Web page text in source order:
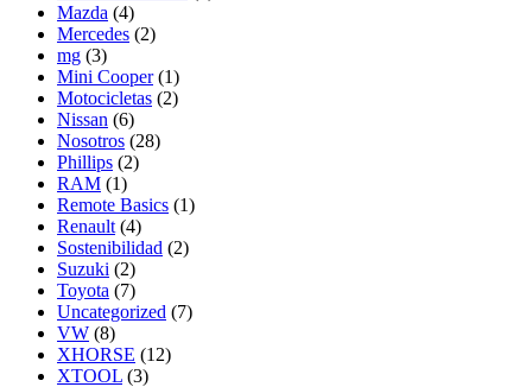
Mazda (4)
Mercedes (2)
mg (3)
Mini Cooper (1)
Motocicletas (2)
Nissan (6)
Nosotros (28)
Phillips (2)
RAM (1)
Remote Basics (1)
Renault (4)
Sostenibilidad (2)
Suzuki (2)
Toyota (7)
Uncategorized (7)
VW (8)
XHORSE (12)
XTOOL (3)